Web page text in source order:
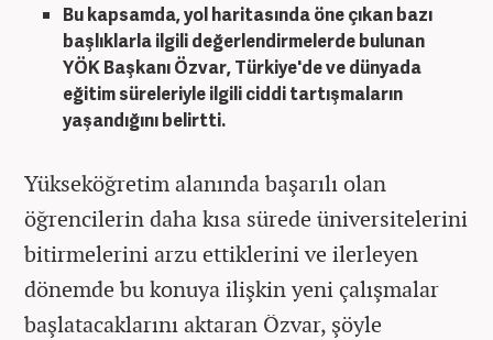
Bu kapsamda, yol haritasında öne çıkan bazı
başlıklarla ilgili değerlendirmelerde bulunan
YÖK Başkanı Özvar, Türkiye'de ve dünyada
eğitim süreleriyle ilgili ciddi tartışmaların
yaşandığını belirtti.
Yükseköğretim alanında başarılı olan
öğrencilerin daha kısa sürede üniversitelerini
bitirmelerini arzu ettiklerini ve ilerleyen
dönemde bu konuya ilişkin yeni çalışmalar
başlatacaklarını aktaran Özvar, şöyle